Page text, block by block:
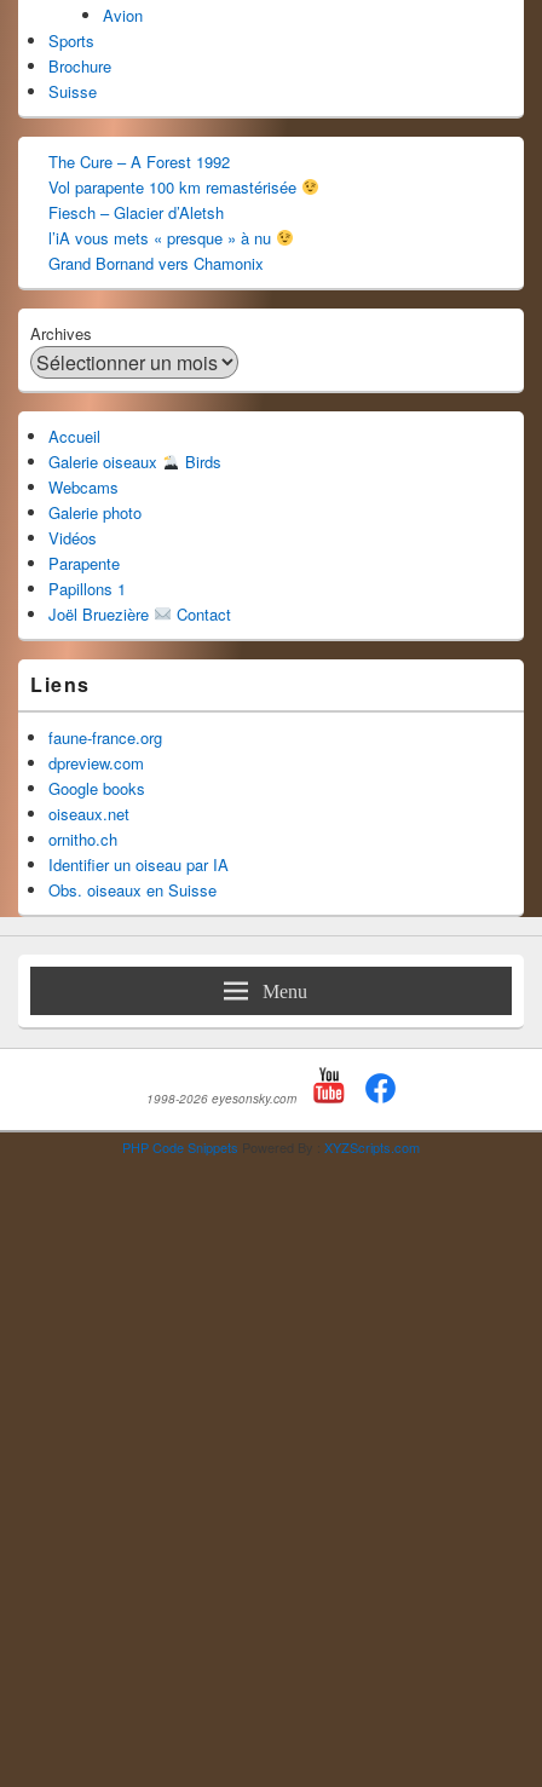
Avion
Sports
Brochure
Suisse
The Cure – A Forest 1992
Vol parapente 100 km remastérisée
Fiesch – Glacier d’Aletsh
l’iA vous mets « presque » à nu
Grand Bornand vers Chamonix
Archives
Accueil
Galerie oiseaux
Birds
Webcams
Galerie photo
Vidéos
Parapente
Papillons 1
Joël Bruezière
Contact
Liens
faune-france.org
dpreview.com
Google books
oiseaux.net
ornitho.ch
Identifier un oiseau par IA
Obs. oiseaux en Suisse
Menu
1998-2026 eyesonsky.com
PHP Code Snippets Powered By : XYZScripts.com